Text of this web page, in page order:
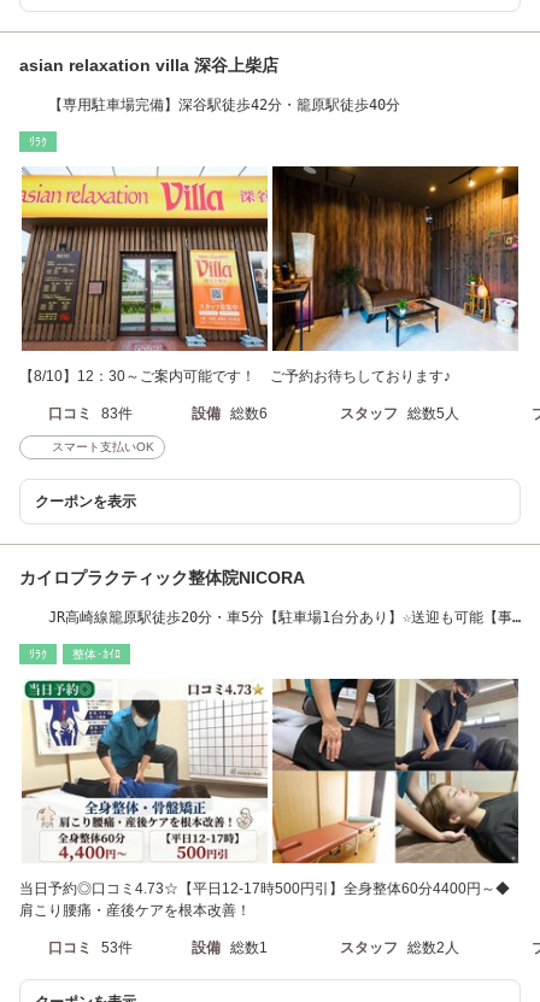
asian relaxation villa 深谷上柴店
【専用駐車場完備】深谷駅徒歩42分・籠原駅徒歩40分
ﾘﾗｸ
【8/10】12：30～ご案内可能です！ ご予約お待ちしております♪
口コミ 83件 設備 総数6 スタッフ 総数5人
スマート支払いOK
クーポンを表示
カイロプラクティック整体院NICORA
JR高崎線籠原駅徒歩20分・車5分【駐車場1台分あり】☆送迎も可能【事
ﾘﾗｸ 整体･ｶｲﾛ
当日予約◎口コミ4.73☆【平日12-17時500円引】全身整体60分4400円～◆
肩こり腰痛・産後ケアを根本改善！
口コミ 53件 設備 総数1 スタッフ 総数2人